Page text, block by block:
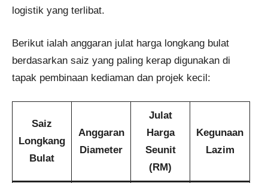
logistik yang terlibat.
Berikut ialah anggaran julat harga longkang bulat
berdasarkan saiz yang paling kerap digunakan di
tapak pembinaan kediaman dan projek kecil:
Saiz
Longkang
Bulat
Anggaran
Diameter
Julat
Harga
Seunit
(RM)
Kegunaan
Lazim